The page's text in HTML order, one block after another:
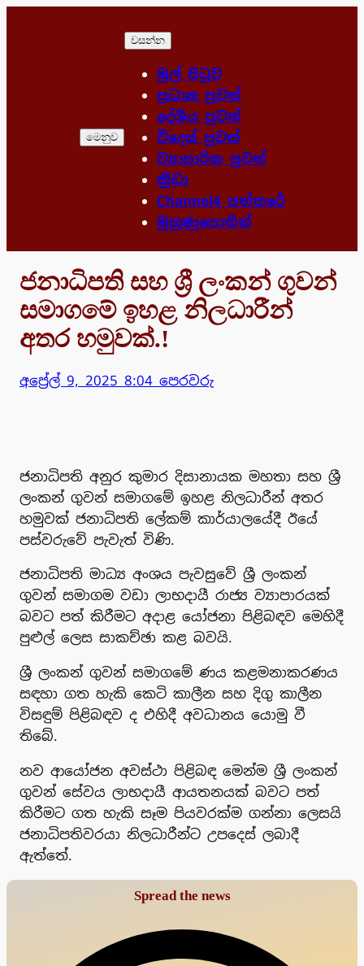
මෙනුව
වසන්න
මුල් පිටුව
ප්‍රධාන පුවත්
දේශීය පුවත්
විදෙස් පුවත්
ව්‍යාපාරික පුවත්
ක්‍රීඩා
Channel4 පත්තරේ
මුහුණුපොතින්
ජනාධිපති සහ ශ්‍රී ලංකන් ගුවන්
සමාගමේ ඉහළ නිලධාරීන්
අතර හමුවක්.!
අප්‍රේල් 9, 2025 8:04 පෙරවරු
ජනාධිපති අනුර කුමාර දිසානායක මහතා සහ ශ්‍රී
ලංකන් ගුවන් සමාගමේ ඉහළ නිලධාරීන් අතර
හමුවක් ජනාධිපති ලේකම් කාර්යාලයේදී ඊයේ
පස්වරුවේ පැවැත් විණි.
ජනාධිපති මාධ්‍ය අංශය පැවසුවේ ශ්‍රී ලංකන්
ගුවන් සමාගම වඩා ලාභදායී රාජ්‍ය ව්‍යාපාරයක්
බවට පත් කිරීමට අදාළ යෝජනා පිළිබඳව මෙහිදී
පුළුල් ලෙස සාකච්ඡා කළ බවයි.
ශ්‍රී ලංකන් ගුවන් සමාගමේ ණය කළමනාකරණය
සඳහා ගත හැකි කෙටි කාලීන සහ දිගු කාලීන
විසඳුම් පිළිබඳව ද එහිදී අවධානය යොමු වී
තිබේ.
නව ආයෝජන අවස්ථා පිළිබඳ මෙන්ම ශ්‍රී ලංකන්
ගුවන් සේවය ලාභදායී ආයතනයක් බවට පත්
කිරීමට ගත හැකි සෑම පියවරක්ම ගන්නා ලෙසයි
ජනාධිපතිවරයා නිලධාරීන්ට උපදෙස් ලබාදී
ඇත්තේ.
Spread the news